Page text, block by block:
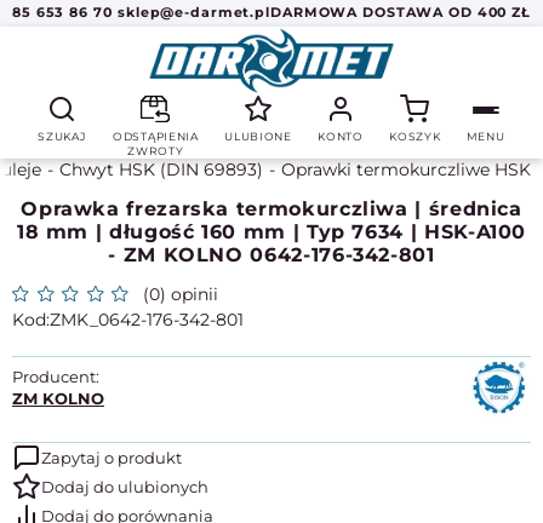
85 653 86 70 sklep@e-darmet.plDARMOWA DOSTAWA OD 400 ZŁ
SZUKAJ
ODSTĄPIENIA
ZWROTY
ULUBIONE KONTO KOSZYK MENU
Chwyt HSK (DIN 69893) Oprawki termokurczliwe HSK
Oprawka frezarska termokurczliwa | średnica
18 mm | długość 160 mm | Typ 7634 | HSK-A100
- ZM KOLNO 0642-176-342-801
(0) opinii
ZMK_0642-176-342-801
Producent:
ZM KOLNO
Zapytaj o produkt